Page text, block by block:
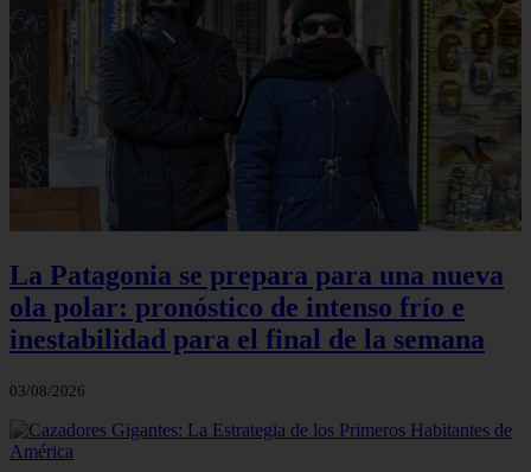
La Patagonia se prepara para una nueva
ola polar: pronóstico de intenso frío e
inestabilidad para el final de la semana
03/08/2026